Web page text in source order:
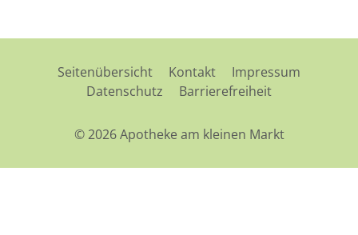
Seitenübersicht Kontakt
Impressum
Datenschutz
Barrierefreiheit
© 2026 Apotheke am kleinen Markt